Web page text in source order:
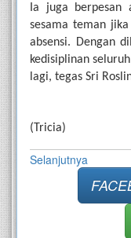
Ia juga berpesan
sesama teman
absensi. Dengan
kedisiplinan
lagi, tegas Sri
(Tricia)
Selanjutnya